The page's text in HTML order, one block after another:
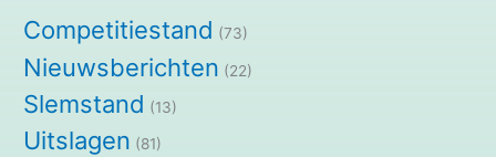
Competitiestand (73)
Nieuwsberichten (22)
Slemstand (13)
Uitslagen (81)